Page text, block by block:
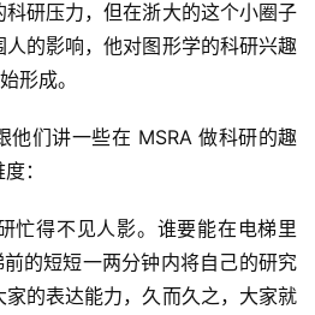
研压力，但在浙大的这个小圈子
的影响，他对图形学的科研兴趣
形成。
他们讲一些在 MSRA 做科研的趣
：
忙得不见人影。谁要能在电梯里
的短短一两分钟内将自己的研究
的表达能力，久而久之，大家就